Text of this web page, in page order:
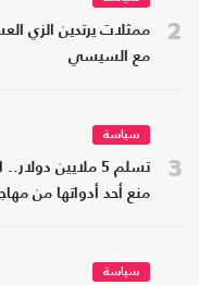
2
ممثلات يرتدين الزي
مع السيسي
3
سياسة
تسلم 5 ملايين
منع أحد أدواتها من
سياسة